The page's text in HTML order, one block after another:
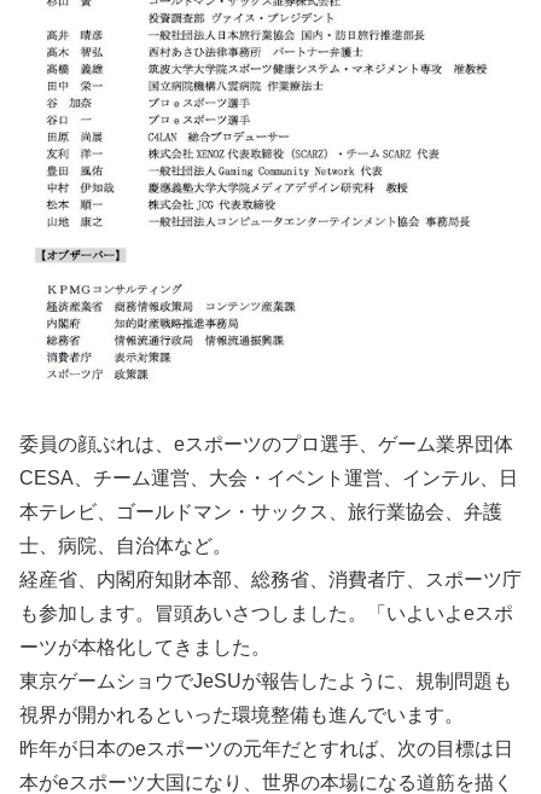
委員の顔ぶれは、eスポーツのプロ選手、ゲーム業界団体
CESA、チーム運営、大会・イベント運営、インテル、日
本テレビ、ゴールドマン・サックス、旅行業協会、弁護
士、病院、自治体など。
経産省、内閣府知財本部、総務省、消費者庁、スポーツ庁
も参加します。冒頭あいさつしました。「いよいよeスポ
ーツが本格化してきました。
東京ゲームショウでJeSUが報告したように、規制問題も
視界が開かれるといった環境整備も進んでいます。
昨年が日本のeスポーツの元年だとすれば、次の目標は日
本がeスポーツ大国になり、世界の本場になる道筋を描く